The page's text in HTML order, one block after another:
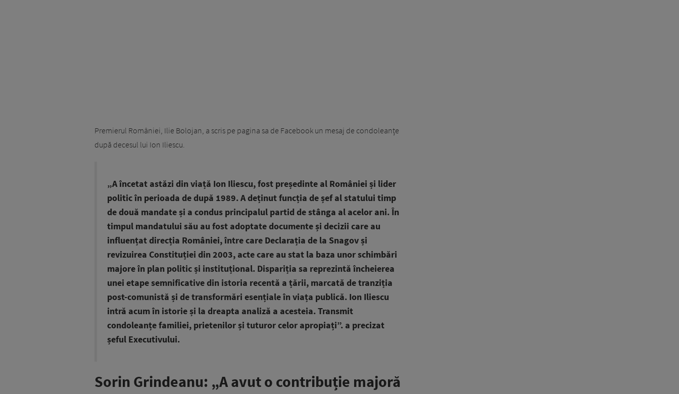
Premierul României, Ilie Bolojan, a scris pe pagina sa de Facebook un mesaj de condoleanțe
după decesul lui Ion Iliescu.
„A încetat astăzi din viață Ion Iliescu, fost președinte al României și lider
politic în perioada de după 1989. A deținut funcția de șef al statului timp
de două mandate și a condus principalul partid de stânga al acelor ani. În
timpul mandatului său au fost adoptate documente și decizii care au
influențat direcția României, între care Declarația de la Snagov și
revizuirea Constituției din 2003, acte care au stat la baza unor schimbări
majore în plan politic și instituțional. Dispariția sa reprezintă încheierea
unei etape semnificative din istoria recentă a țării, marcată de tranziția
post-comunistă și de transformări esențiale în viața publică. Ion Iliescu
intră acum în istorie și la dreapta analiză a acesteia. Transmit
condoleanțe familiei, prietenilor și tuturor celor apropiați”. a precizat
șeful Executivului.
Sorin Grindeanu: „A avut o contribuție majoră